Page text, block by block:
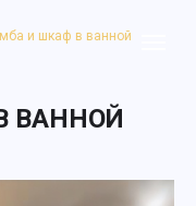
и шкаф в ванной
ВАННОЙ